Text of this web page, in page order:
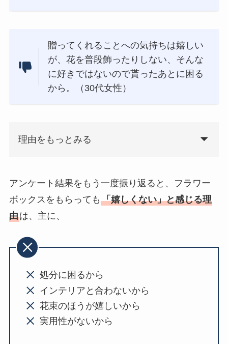
贈ってくれることへの気持ちは嬉しい
が、花を普段飾ったりしない、そんな
に好きではないので貰ったあとに困る
から。（30代女性）
理由をもっとみる
アンケート結果をもう一度振り返ると、フラワー
ボックスをもらっても 「嬉しくない」と感じる理
由は、主に、
処分に困るから
インテリアと合わないから
花束のほうが嬉しいから
実用性がないから